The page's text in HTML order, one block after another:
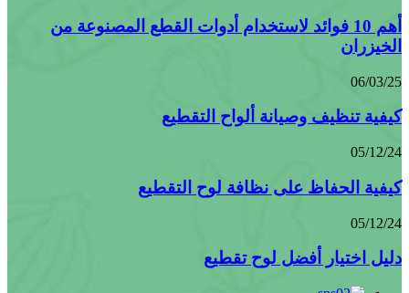
أهم 10 فوائد لاستخدام أدوات القطع المصنوعة من
الخيزران
06/03/25
كيفية تنظيف وصيانة ألواح التقطيع
05/12/24
كيفية الحفاظ على نظافة لوح التقطيع
05/12/24
دليل اختيار أفضل لوح تقطيع